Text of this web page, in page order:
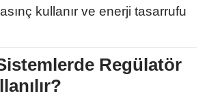
kullanır ve enerji tasarrufu
Regülatör